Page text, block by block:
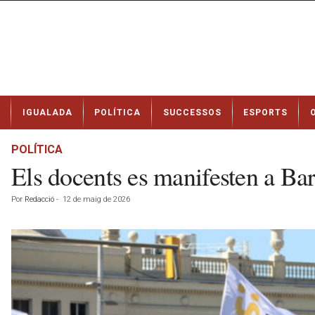
t
IGUALADA POLÍTICA SUCCESSOS ESPORTS
POLÍTICA
Els docents es manifesten a
Por Redacció - 12 de maig de 2026